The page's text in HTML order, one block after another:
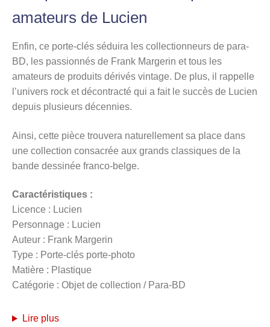
amateurs de Lucien
Enfin, ce porte-clés séduira les collectionneurs de para-
BD, les passionnés de Frank Margerin et tous les
amateurs de produits dérivés vintage. De plus, il rappelle
l’univers rock et décontracté qui a fait le succès de Lucien
depuis plusieurs décennies.
Ainsi, cette pièce trouvera naturellement sa place dans
une collection consacrée aux grands classiques de la
bande dessinée franco-belge.
Caractéristiques :
Licence : Lucien
Personnage : Lucien
Auteur : Frank Margerin
Type : Porte-clés porte-photo
Matière : Plastique
Catégorie : Objet de collection / Para-BD
Lire plus